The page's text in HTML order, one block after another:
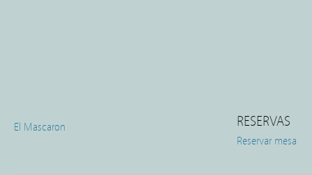
El Mascaron RESERVAS
Reservar mesa